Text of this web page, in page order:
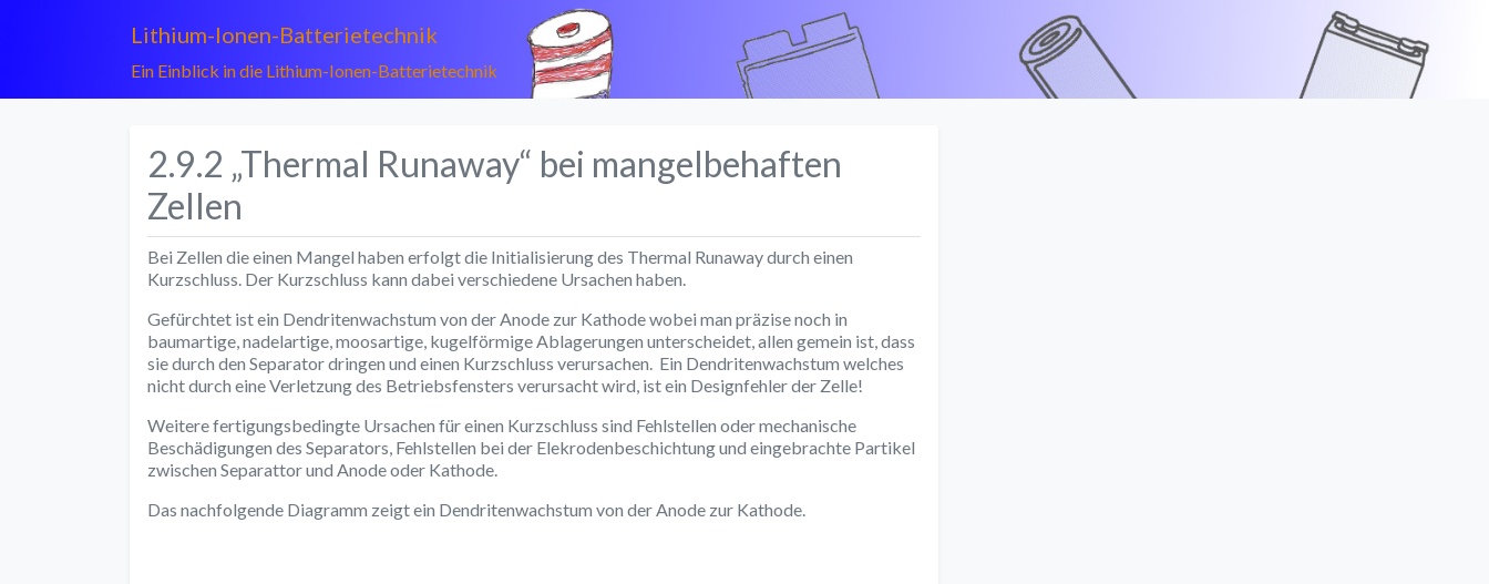
Lithium-Ionen-Batterietechnik
Ein Einblick in die Lithium-Ionen-Batterietechnik
2.9.2 „Thermal Runaway“ bei mangelbehaften
Zellen
Bei Zellen die einen Mangel haben erfolgt die Initialisierung des Thermal Runaway durch einen
Kurzschluss. Der Kurzschluss kann dabei verschiedene Ursachen haben.
Gefürchtet ist ein Dendritenwachstum von der Anode zur Kathode wobei man präzise noch in
baumartige, nadelartige, moosartige, kugelförmige Ablagerungen unterscheidet, allen gemein ist, dass
sie durch den Separator dringen und einen Kurzschluss verursachen. Ein Dendritenwachstum welches
nicht durch eine Verletzung des Betriebsfensters verursacht wird, ist ein Designfehler der Zelle!
Weitere fertigungsbedingte Ursachen für einen Kurzschluss sind Fehlstellen oder mechanische
Beschädigungen des Separators, Fehlstellen bei der Elekrodenbeschichtung und eingebrachte Partikel
zwischen Separattor und Anode oder Kathode.
Das nachfolgende Diagramm zeigt ein Dendritenwachstum von der Anode zur Kathode.